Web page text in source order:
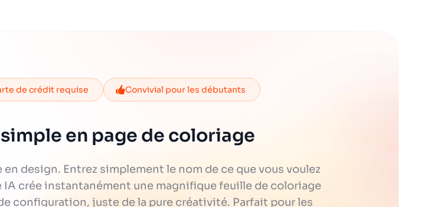
de crédit requise Convivial pour les débutants
en page de coloriage
design. Entrez simplement le nom de ce que vous voulez
IA crée instantanément une magnifique feuille de coloriage
configuration, juste de la pure créativité. Parfait pour les